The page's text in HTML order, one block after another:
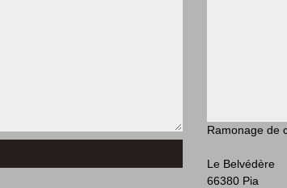
Ramonage de
Le Belvédère
66380 Pia